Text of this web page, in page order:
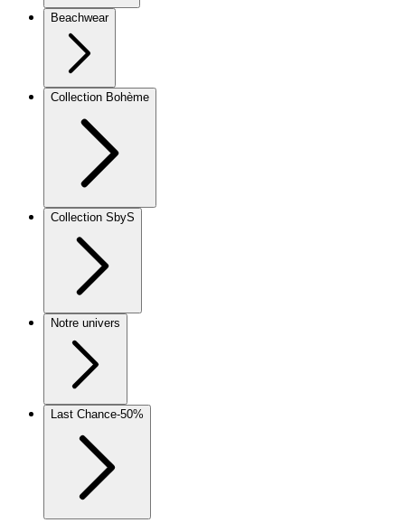
Beachwear
Collection Bohème
Collection SbyS
Notre univers
Last Chance-50%